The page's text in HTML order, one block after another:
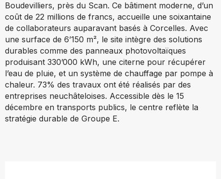
Boudevilliers, près du Scan. Ce bâtiment moderne, d’un
coût de 22 millions de francs, accueille une soixantaine
de collaborateurs auparavant basés à Corcelles. Avec
une surface de 6’150 m², le site intègre des solutions
durables comme des panneaux photovoltaïques
produisant 330’000 kWh, une citerne pour récupérer
l’eau de pluie, et un système de chauffage par pompe à
chaleur. 73% des travaux ont été réalisés par des
entreprises neuchâteloises. Accessible dès le 15
décembre en transports publics, le centre reflète la
stratégie durable de Groupe E.